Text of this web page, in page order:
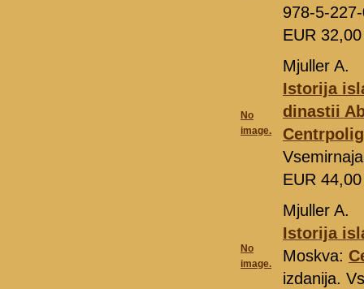
978-5-
EUR
No
image.
Mjuller A.
Istorija
dinastii
EUR
No
image.
Mjuller A.
Istorija
Moskva:
izdanija.